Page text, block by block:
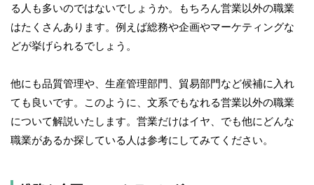
る人も多いのではないでしょうか。もちろん営業以外の職業
はたくさんあります。例えば総務や企画やマーケティングな
どが挙げられるでしょう。
他にも品質管理や、生産管理部門、貿易部門など候補に入れ
ても良いです。このように、文系でもなれる営業以外の職業
について解説いたします。営業だけはイヤ、でも他にどんな
職業があるか探している人は参考にしてみてください。